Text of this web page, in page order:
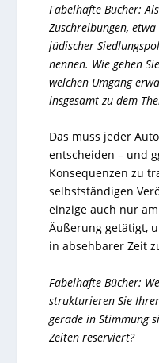
Fabelhafte Bücher:
Zuschreibungen,
jüdischer
nennen. Wie gehen
welchen Umgang
insgesamt zu dem
Das muss jeder
entscheiden – und
Konsequenzen zu
selbstständigen
einzige auch nur
Äußerung getätigt,
in absehbarer Zeit
Fabelhafte Bücher:
strukturieren Sie
gerade in Stimmung
Zeiten reserviert?